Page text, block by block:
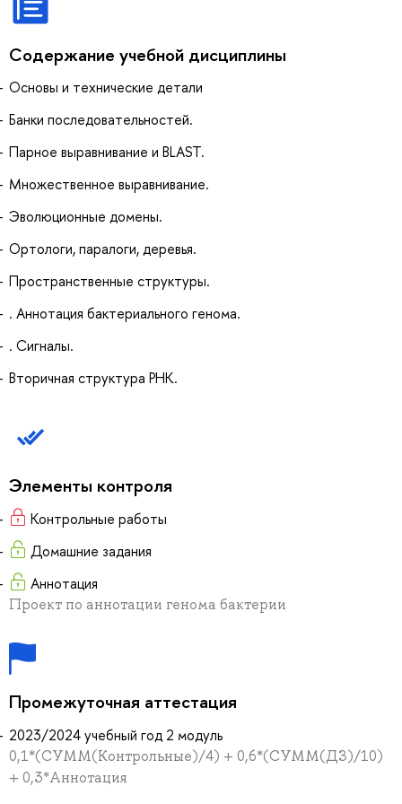
Содержание учебной дисциплины
Основы и технические детали
Банки последовательностей.
Парное выравнивание и BLAST.
Множественное выравнивание.
Эволюционные домены.
Ортологи, паралоги, деревья.
Пространственные структуры.
. Аннотация бактериального генома.
. Сигналы.
Вторичная структура РНК.
Элементы контроля
Контрольные работы
Домашние задания
Аннотация
Проект по аннотации генома бактерии
Промежуточная аттестация
2023/2024 учебный год 2 модуль
0,1*(СУММ(Контрольные)/4) + 0,6*(СУММ(ДЗ)/10)
+ 0,3*Аннотация